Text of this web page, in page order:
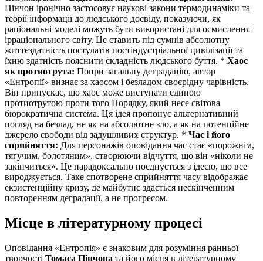
Пінчон іронічно застосовує наукові закони термодинаміки та
теорії інформації до людського досвіду, показуючи, як
раціональні моделі можуть бути використані для осмислення
ірраціонального світу. Це ставить під сумнів абсолютну
життєздатність постулатів постіндустріальної цивілізації та
їхню здатність пояснити складність людського буття. * Хаос
як протиотрута: Попри загальну деградацію, автор
«Ентропії» визнає за хаосом і безладом своєрідну чарівність.
Він припускає, що хаос може виступати єдиною
протиотрутою проти того Порядку, який несе світова
бюрократична система. Ця ідея пропонує альтернативний
погляд на безлад, не як на абсолютне зло, а як на потенційне
джерело свободи від задушливих структур. * Час і його
сприйняття: Для персонажів оповідання час стає «порожнім,
тягучим, болотяним», створюючи відчуття, що він «ніколи не
закінчиться». Це парадоксально поєднується з ідеєю, що все
вироджується. Таке спотворене сприйняття часу відображає
екзистенційну кризу, де майбутнє здається нескінченним
повторенням деградації, а не прогресом.
Місце в літературному процесі
Оповідання «Ентропія» є знаковим для розуміння ранньої
творчості Томаса Пінчона та його місця в літературному